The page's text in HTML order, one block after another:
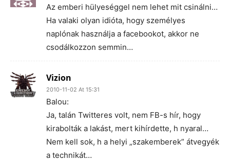
Az emberi hülyeséggel nem lehet mit csinálni…
Ha valaki olyan idióta, hogy személyes
naplónak használja a facebookot, akkor ne
csodálkozzon semmin…
Vizion
2010-11-02 At 15:31
Balou:
Ja, talán Twitteres volt, nem FB-s hír, hogy
kirabolták a lakást, mert kihírdette, h nyaral…
Nem kell sok, h a helyi „szakemberek” átvegyék
a technikát…